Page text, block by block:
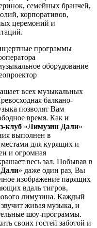
семейных бранчей,
корпоративов,
церемоний и
программы
оборудование
всех музыкальных
балкано-
позволят Вам
время. Как и
клуб «Лимузин Дали»
выполнен в
для курящих и
и огромная
весь зал. Побывав в
» даже один раз, Вы
изображение парящих
вдаль тигров,
лимузина. Каждый
звучит живая музыка, и
шоу-программы.
своих гостей заботой и